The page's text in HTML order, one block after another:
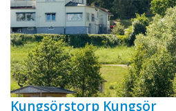
Kungsörstorp Kungsör